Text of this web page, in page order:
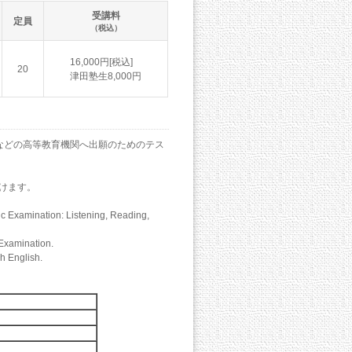
定員 受講料
（税込）
20
16,000円[税込]
津田塾生8,000円
の高等教育機関へ出願のためのテス
ます。
Examination: Listening, Reading,
English.